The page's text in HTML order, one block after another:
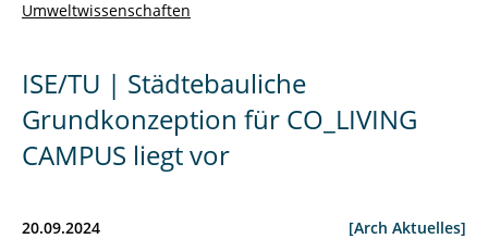
Umweltwissenschaften
ISE/TU | Städtebauliche
Grundkonzeption für CO_LIVING
CAMPUS liegt vor
20.09.2024 [Arch Aktuelles]